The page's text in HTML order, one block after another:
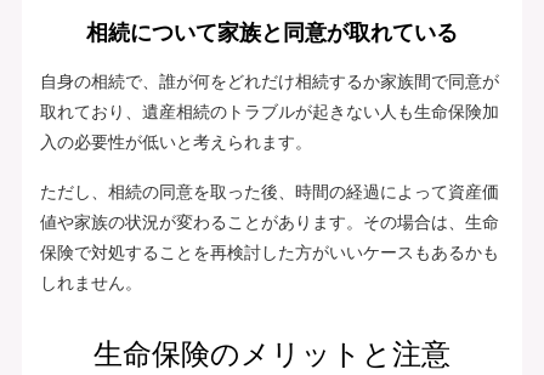
相続について家族と同意が取れている
自身の相続で、誰が何をどれだけ相続するか家族間で同意が
取れており、遺産相続のトラブルが起きない人も生命保険加
入の必要性が低いと考えられます。
ただし、相続の同意を取った後、時間の経過によって資産価
値や家族の状況が変わることがあります。その場合は、生命
保険で対処することを再検討した方がいいケースもあるかも
しれません。
生命保険のメリットと注意